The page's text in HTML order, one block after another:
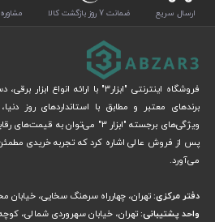
ارسال سریع ضمانت 7 روز بازگشت کالا
فروشگاه اینترنتی "ابزار3" با ارائه
برندهای معتبر و مطابق با استانداردهای روز
ویژگی‌های برجسته "ابزار 3"
پس از فروش عالی اشاره کرد که تجربه خریدی
می‌آورد.
دفتر مرکزی:تهران، چهارراه سرهنگ سخایی، خیابان
واحد پشتیبانی:تهران، خیابان سهروردی شمالی، کوچه